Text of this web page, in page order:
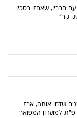
שאחזו בסכין
קר"
שדחו אותה, ארז
למועדון המפואר